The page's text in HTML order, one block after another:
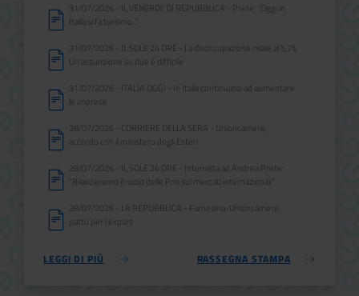
31/07/2026 - IL VENERDI' DI REPUBBLICA - Prete: "Oggi in
Italia si fa turismo..."
31/07/2026 - IL SOLE 24 ORE - La disoccupazione risale al 5,7%
Un'assunzione su due è difficile
31/07/2026 - ITALIA OGGI - In Italia continuano ad aumentare
le imprese
28/07/2026 - CORRIERE DELLA SERA - Unioncamere,
accordo con il ministero degli Esteri
28/07/2026 - IL SOLE 24 ORE - Intervista ad Andrea Prete:
"Rilanceremo il ruolo delle Pmi sui mercati internazionali"
28/07/2026 - LA REPUBBLICA - Farnesina-Unioncamere,
patto per l'export
LEGGI DI PIÙ RASSEGNA STAMPA